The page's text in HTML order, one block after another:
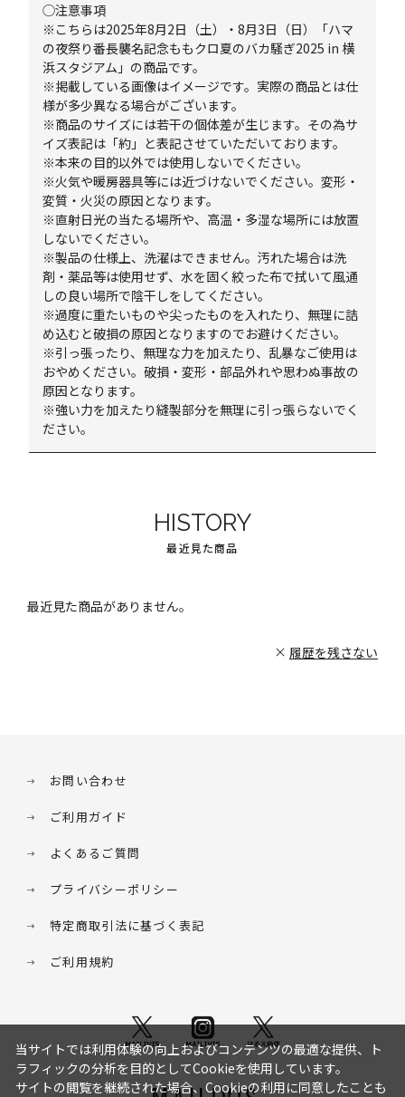
◯注意事項
※こちらは2025年8月2日（土）・8月3日（日）「ハマ
の夜祭り番長襲名記念ももクロ夏のバカ騒ぎ2025 in 横
浜スタジアム」の商品です。
※掲載している画像はイメージです。実際の商品とは仕
様が多少異なる場合がございます。
※商品のサイズには若干の個体差が生じます。その為サ
イズ表記は「約」と表記させていただいております。
※本来の目的以外では使用しないでください。
※火気や暖房器具等には近づけないでください。変形・
変質・火災の原因となります。
※直射日光の当たる場所や、高温・多湿な場所には放置
しないでください。
※製品の仕様上、洗濯はできません。汚れた場合は洗
剤・薬品等は使用せず、水を固く絞った布で拭いて風通
しの良い場所で陰干しをしてください。
※過度に重たいものや尖ったものを入れたり、無理に詰
め込むと破損の原因となりますのでお避けください。
※引っ張ったり、無理な力を加えたり、乱暴なご使用は
おやめください。破損・変形・部品外れや思わぬ事故の
原因となります。
※強い力を加えたり縫製部分を無理に引っ張らないでく
ださい。
HISTORY
最近見た商品
最近見た商品がありません。
履歴を残さない
お問い合わせ
ご利用ガイド
よくあるご質問
プライバシーポリシー
特定商取引法に基づく表記
ご利用規約
当サイトでは利用体験の向上およびコンテンツの最適な提供、ト
ラフィックの分析を目的としてCookieを使用しています。
サイトの閲覧を継続された場合、Cookieの利用に同意したことも